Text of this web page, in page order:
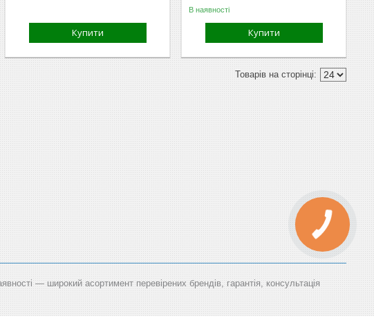
Купити
В наявності
Купити
— широкий асортимент перевірених брендів, гарантія, консультація